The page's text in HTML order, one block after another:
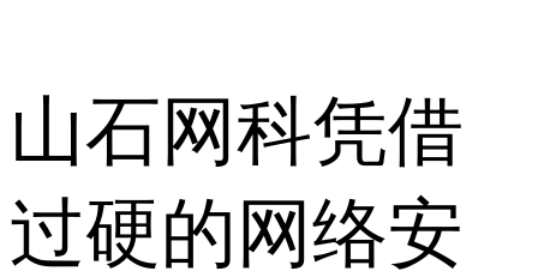
山石网科凭借
过硬的网络安